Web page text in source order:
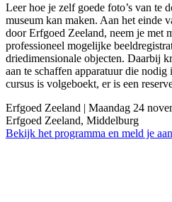
Leer hoe je zelf goede foto’s van te
museum kan maken. Aan het einde
door Erfgoed Zeeland, neem je met
professioneel mogelijke
driedimensionale objecten. Daarbij
aan te schaffen apparatuur die
cursus is volgeboekt, er is een
Erfgoed Zeeland | Maandag 24
Erfgoed Zeeland, Middelburg
Bekijk het programma en meld je aan